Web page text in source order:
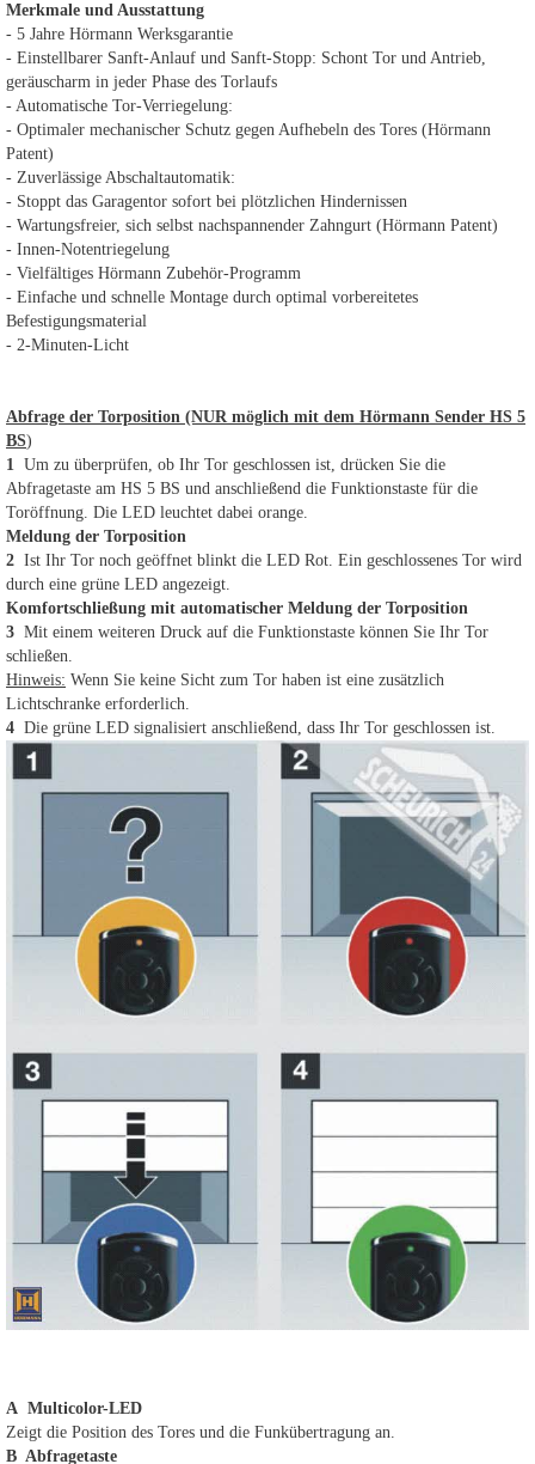
Merkmale und Ausstattung
- 5 Jahre Hörmann Werksgarantie
- Einstellbarer Sanft-Anlauf und Sanft-Stopp: Schont Tor und Antrieb,
geräuscharm in jeder Phase des Torlaufs
- Automatische Tor-Verriegelung:
- Optimaler mechanischer Schutz gegen Aufhebeln des Tores (Hörmann
Patent)
- Zuverlässige Abschaltautomatik:
- Stoppt das Garagentor sofort bei plötzlichen Hindernissen
- Wartungsfreier, sich selbst nachspannender Zahngurt (Hörmann Patent)
- Innen-Notentriegelung
- Vielfältiges Hörmann Zubehör-Programm
- Einfache und schnelle Montage durch optimal vorbereitetes
Befestigungsmaterial
- 2-Minuten-Licht
Abfrage der Torposition (NUR möglich mit dem Hörmann Sender HS 5
BS)
1 Um zu überprüfen, ob Ihr Tor geschlossen ist, drücken Sie die
Abfragetaste am HS 5 BS und anschließend die Funktionstaste für die
Toröffnung. Die LED leuchtet dabei orange.
Meldung der Torposition
2 Ist Ihr Tor noch geöffnet blinkt die LED Rot. Ein geschlossenes Tor wird
durch eine grüne LED angezeigt.
Komfortschließung mit automatischer Meldung der Torposition
3 Mit einem weiteren Druck auf die Funktionstaste können Sie Ihr Tor
schließen.
Hinweis: Wenn Sie keine Sicht zum Tor haben ist eine zusätzlich
Lichtschranke erforderlich.
4 Die grüne LED signalisiert anschließend, dass Ihr Tor geschlossen ist.
A Multicolor-LED
Zeigt die Position des Tores und die Funkübertragung an.
B Abfragetaste